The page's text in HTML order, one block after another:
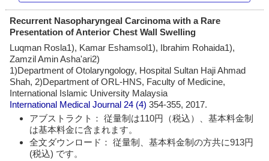
Recurrent Nasopharyngeal Carcinoma with a Rare
Presentation of Anterior Chest Wall Swelling
Luqman Rosla1), Kamar Eshamsol1), Ibrahim Rohaida1),
Zamzil Amin Asha'ari2)
1)Department of Otolaryngology, Hospital Sultan Haji Ahmad
Shah, 2)Department of ORL-HNS, Faculty of Medicine,
International Islamic University Malaysia
International Medical Journal 24 (4)354-355, 2017.
アブストラクト： 従量制は110円（税込）、基本料金制
は基本料金に含まれます。
全文ダウンロード： 従量制、基本料金制の方共に913円
(税込) です。